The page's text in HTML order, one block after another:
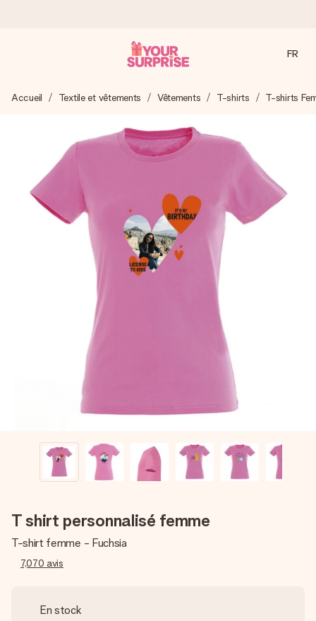
Nous préparons votre cadeau avec attention et l’envoyons
quand cela compte le plus.
4,8 (sur la base de +15 000 avis)
Nos cadeaux sont appréciés. Les clients nous attribuent
une note de 4,8 sur Google Reviews (total de tous les
pays où nous sommes présents).
Carte de vœux gratuite
Créez quelque chose d’unique en quelques étapes – avec
son prénom, votre photo ou un message qui touche le cœur.
Sans complications, juste tout l’amour pour le moment idéal.
FR
Accueil Textile et vêtements Vêtements T-shirts T-shirts
T shirt personnalisé femme
T-shirt femme - Fuchsia
7,070 avis
En stock